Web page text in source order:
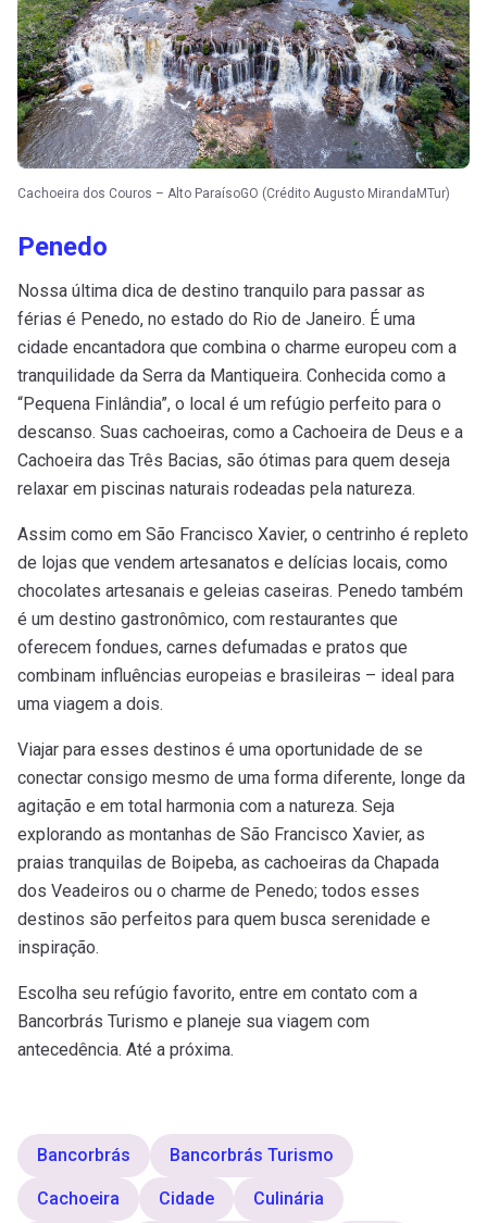
Cachoeira dos Couros – Alto ParaísoGO (Crédito Augusto MirandaMTur)
Penedo
Nossa última dica de destino tranquilo para passar as
férias é Penedo, no estado do Rio de Janeiro. É uma
cidade encantadora que combina o charme europeu com a
tranquilidade da Serra da Mantiqueira. Conhecida como a
“Pequena Finlândia”, o local é um refúgio perfeito para o
descanso. Suas cachoeiras, como a Cachoeira de Deus e a
Cachoeira das Três Bacias, são ótimas para quem deseja
relaxar em piscinas naturais rodeadas pela natureza.
Assim como em São Francisco Xavier, o centrinho é repleto
de lojas que vendem artesanatos e delícias locais, como
chocolates artesanais e geleias caseiras. Penedo também
é um destino gastronômico, com restaurantes que
oferecem fondues, carnes defumadas e pratos que
combinam influências europeias e brasileiras – ideal para
uma viagem a dois.
Viajar para esses destinos é uma oportunidade de se
conectar consigo mesmo de uma forma diferente, longe da
agitação e em total harmonia com a natureza. Seja
explorando as montanhas de São Francisco Xavier, as
praias tranquilas de Boipeba, as cachoeiras da Chapada
dos Veadeiros ou o charme de Penedo; todos esses
destinos são perfeitos para quem busca serenidade e
inspiração.
Escolha seu refúgio favorito, entre em contato com a
Bancorbrás Turismo e planeje sua viagem com
antecedência. Até a próxima.
Bancorbrás Bancorbrás Turismo
Cachoeira Cidade Culinária